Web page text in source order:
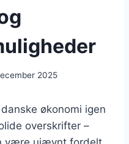
2025
økonomi igen
overskrifter –